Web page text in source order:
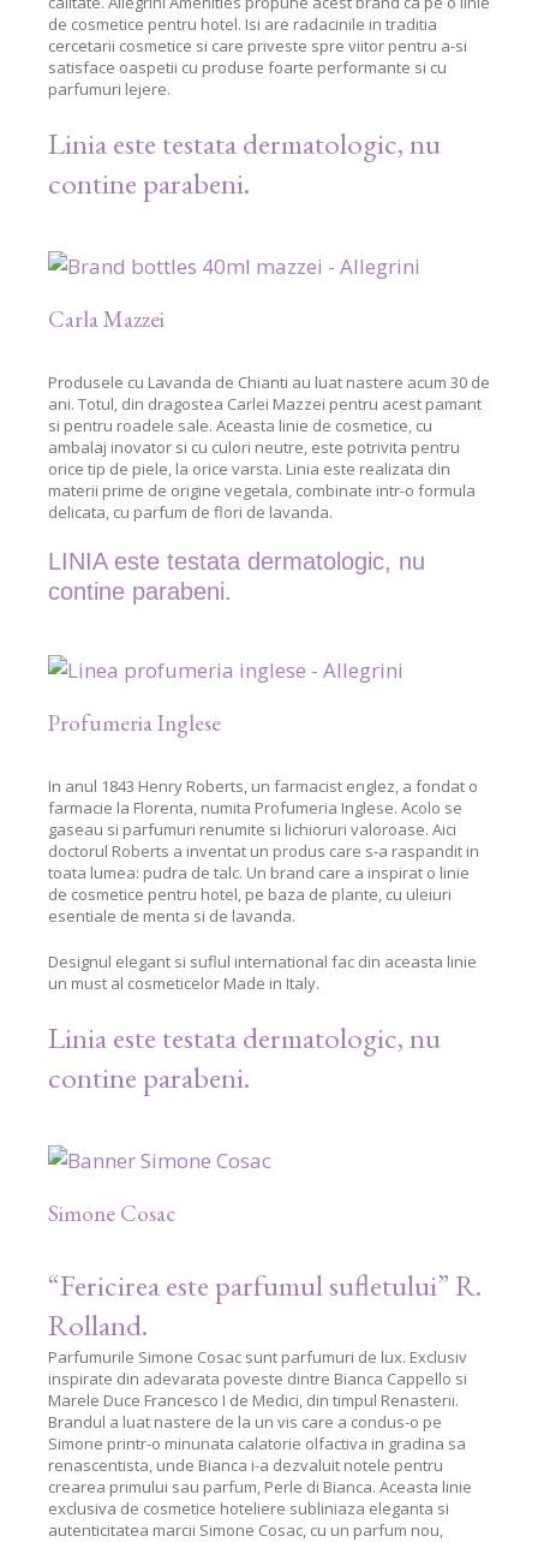
de cosmetice pentru hotel. Isi are radacinile in traditia
cercetarii cosmetice si care priveste spre viitor pentru a-si
satisface oaspetii cu produse foarte performante si cu
parfumuri lejere.
Linia este testata dermatologic, nu
contine parabeni.
Carla Mazzei
Produsele cu Lavanda de Chianti au luat nastere acum 30 de
ani. Totul, din dragostea Carlei Mazzei pentru acest pamant
si pentru roadele sale. Aceasta linie de cosmetice, cu
ambalaj inovator si cu culori neutre, este potrivita pentru
orice tip de piele, la orice varsta. Linia este realizata din
materii prime de origine vegetala, combinate intr-o formula
delicata, cu parfum de flori de lavanda.
LINIA este testata dermatologic, nu
contine parabeni.
Profumeria Inglese
In anul 1843 Henry Roberts, un farmacist englez, a fondat o
farmacie la Florenta, numita Profumeria Inglese. Acolo se
gaseau si parfumuri renumite si lichioruri valoroase. Aici
doctorul Roberts a inventat un produs care s-a raspandit in
toata lumea: pudra de talc. Un brand care a inspirat o linie
de cosmetice pentru hotel, pe baza de plante, cu uleiuri
esentiale de menta si de lavanda.
Designul elegant si suflul international fac din aceasta linie
un must al cosmeticelor Made in Italy.
Linia este testata dermatologic, nu
contine parabeni.
Simone Cosac
“Fericirea este parfumul sufletului” R.
Rolland.
Parfumurile Simone Cosac sunt parfumuri de lux. Exclusiv
inspirate din adevarata poveste dintre Bianca Cappello si
Marele Duce Francesco I de Medici, din timpul Renasterii.
Brandul a luat nastere de la un vis care a condus-o pe
Simone printr-o minunata calatorie olfactiva in gradina sa
renascentista, unde Bianca i-a dezvaluit notele pentru
crearea primului sau parfum, Perle di Bianca. Aceasta linie
exclusiva de cosmetice hoteliere subliniaza eleganta si
autenticitatea marcii Simone Cosac, cu un parfum nou,